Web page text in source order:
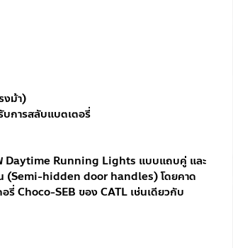
งม้า)
การสลับแบตเตอรี่
Daytime Running Lights แบบแถบคู่ และ
(Semi-hidden door handles) โดยคาด
รี่ Choco-SEB ของ CATL เช่นเดียวกับ